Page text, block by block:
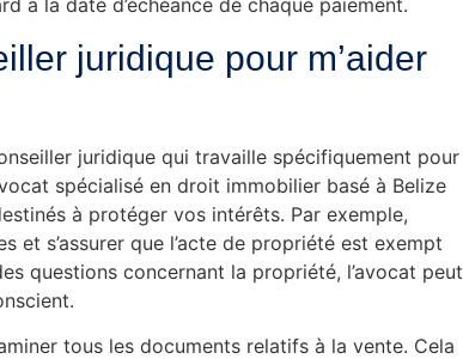
à la date d’échéance de chaque paiement.
juridique pour m’aider
juridique qui travaille spécifiquement pour
spécialisé en droit immobilier basé à Belize
à protéger vos intérêts. Par exemple,
et s’assurer que l’acte de propriété est exempt
questions concernant la propriété, l’avocat peut
tous les documents relatifs à la vente. Cela